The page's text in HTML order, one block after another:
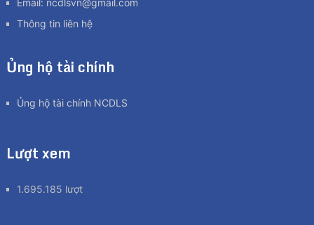
Email: ncdlsvn@gmail.com
Thông tin liên hệ
Ủng hộ tài chính
Ủng hộ tài chính NCDLS
Lượt xem
1.695.185 lượt